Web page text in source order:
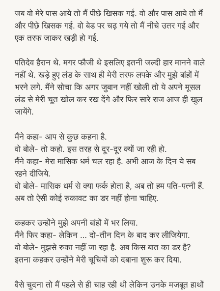
जब वो मेरे पास आये तो मैं पीछे खिसक गई. वो और पास आये तो मैं
और पीछे खिसक गई. वो बेड पर चढ़ गये तो मैं नीचे उतर गई और
एक तरफ जाकर खड़ी हो गई.
पतिदेव हैरान थे. मगर फौजी थे इसलिए इतनी जल्दी हार मानने वाले
नहीं थे. खड़े हुए लंड के साथ ही मेरी तरफ लपके और मुझे बांहों में
भरने लगे. मैंने सोचा कि अगर जुबान नहीं खोली तो ये अपने मूसल
लंड से मेरी चूत खोल कर रख देंगे और फिर सारे राज आज ही खुल
जायेंगे.
मैंने कहा- आप से कुछ कहना है.
वो बोले- तो कहो. इस तरह से दूर-दूर क्यों जा रही हो.
मैंने कहा- मेरा मासिक धर्म चल रहा है. अभी आज के दिन ये सब
रहने दीजिये.
वो बोले- मासिक धर्म से क्या फर्क होता है, अब तो हम पति-पत्नी हैं.
अब तो ऐसी कोई रुकावट का डर नहीं होना चाहिए.
कहकर उन्होंने मुझे अपनी बांहों में भर लिया.
मैंने फिर कहा- लेकिन … दो-तीन दिन के बाद कर लीजियेगा.
वो बोले- मुझसे रुका नहीं जा रहा है. अब किस बात का डर है?
इतना कहकर उन्होंने मेरी चूचियों को दबाना शुरू कर दिया.
वैसे चुदना तो मैं पहले से ही चाह रही थी लेकिन उनके मजबूत हाथों